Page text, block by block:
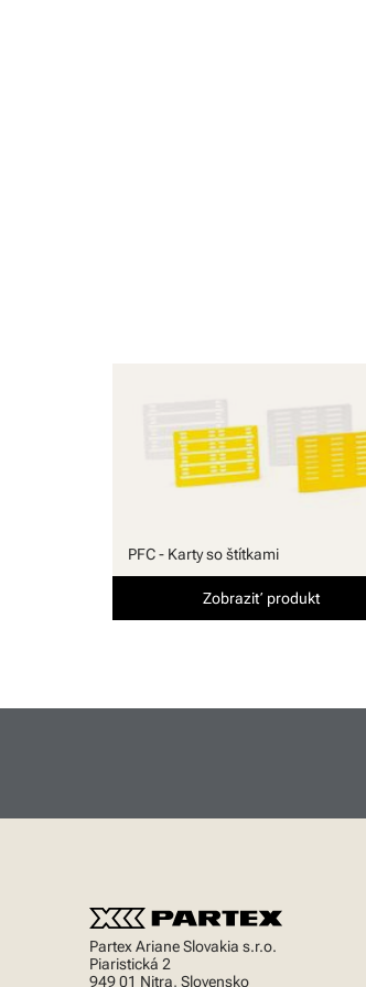
PFC - Karty so štítkami
Zobraziť produkt
Partex Ariane Slovakia s.r.o.
Piaristická 2
949 01 Nitra, Slovensko